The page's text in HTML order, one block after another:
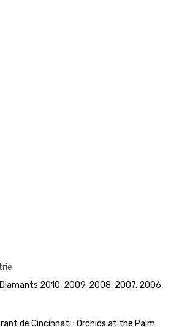
2010, 2009, 2008, 2007, 2006,
de Cincinnati : Orchids at the Palm